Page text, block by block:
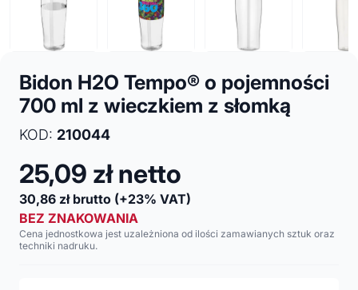
Bidon H2O Tempo® o pojemności
700 ml z wieczkiem z słomką
KOD: 210044
25,09 zł netto
30,86 zł brutto (+23% VAT)
BEZ ZNAKOWANIA
Cena jednostkowa jest uzależniona od ilości zamawianych sztuk oraz
techniki nadruku.